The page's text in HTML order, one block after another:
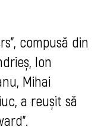
compusă din
Ion
Mihai
a reușit să